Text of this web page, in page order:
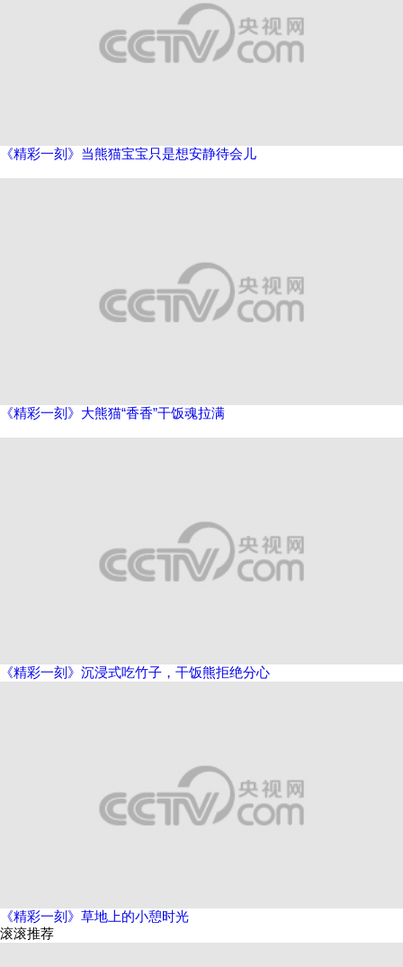
《精彩一刻》当熊猫宝宝只是想安静待会儿
《精彩一刻》大熊猫“香香”干饭魂拉满
《精彩一刻》沉浸式吃竹子，干饭熊拒绝分心
《精彩一刻》草地上的小憩时光
滚滚推荐